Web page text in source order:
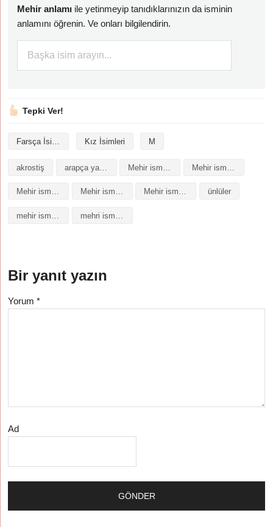
Mehir anlamı ile yetinmeyip tanıdıklarınızın da isminin
anlamını öğrenin. Ve onları bilgilendirin.
Tepki Ver!
Farsça İsimler Kız İsimleri M
akrostiş arapça yazılışı
Mehir isminin baş harfleriyle şiir Mehir isminin kökeni Mehir isminin numerolojisi ünlüler
Bir yanıt yazın
Yorum*
Ad